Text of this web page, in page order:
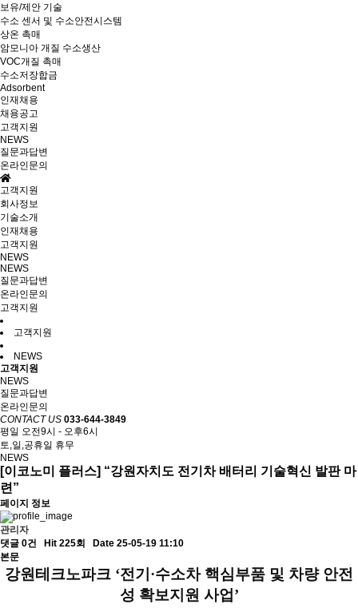
보유/제안 기술
수소 센서 및 수소안전시스템
상온 촉매
암모니아 개질 수소생산
VOC개질 촉매
수소저장합금
Adsorbent
인재채용
채용공고
고객지원
NEWS
질문과답변
온라인문의
고객지원
회사정보
기술소개
인재채용
고객지원
NEWS
NEWS
질문과답변
온라인문의
고객지원
고객지원
NEWS
고객지원
NEWS
질문과답변
온라인문의
CONTACT US 033-644-3849
평일 오전9시 - 오후6시
토,일,공휴일 휴무
NEWS
[이코노미 플러스] “강원자치도 전기차 배터리 기술혁신 발판 마
련”
페이지 정보
관리자
댓글 0건
Hit 225회
Date 25-05-19 11:10
본문
강원테크노파크 ‘전기·수소차 핵심부품 및 차량 안전
성 확보지원 사업’